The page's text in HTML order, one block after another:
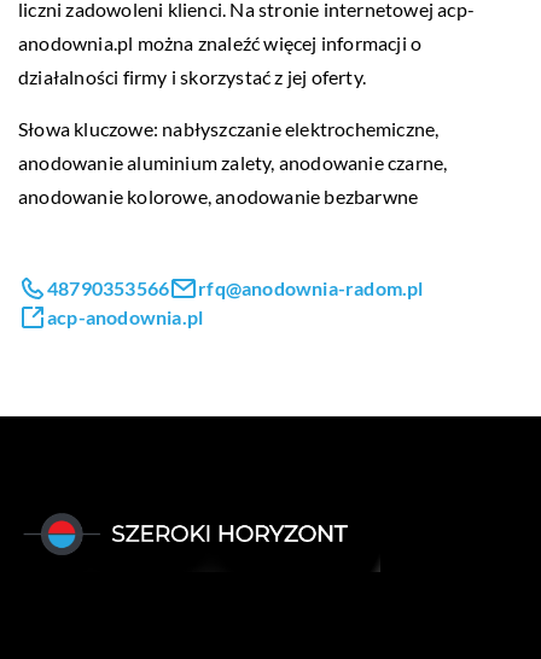
liczni zadowoleni klienci. Na stronie internetowej acp-
anodownia.pl można znaleźć więcej informacji o
działalności firmy i skorzystać z jej oferty.
Słowa kluczowe: nabłyszczanie elektrochemiczne,
anodowanie aluminium zalety, anodowanie czarne,
anodowanie kolorowe, anodowanie bezbarwne
48790353566
rfq@anodownia-radom.pl
acp-anodownia.pl